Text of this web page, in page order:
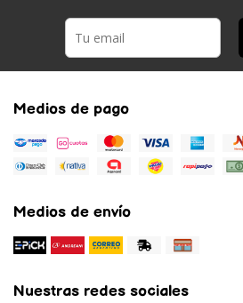
Medios de pago
Medios de envío
Nuestras redes sociales